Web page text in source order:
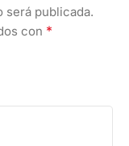
publicada.
con *